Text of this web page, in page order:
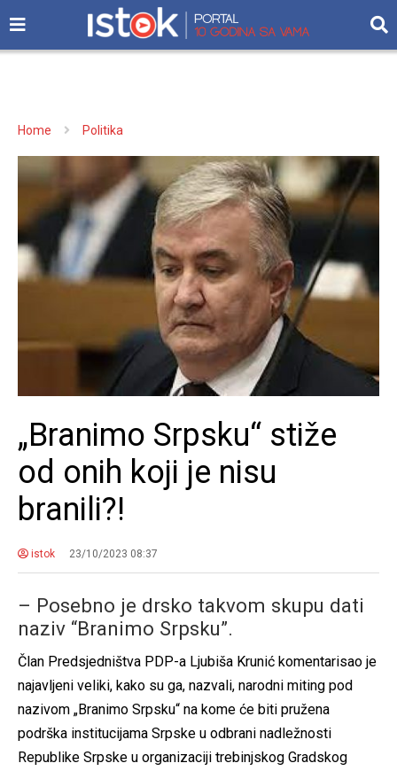
Home Politika
„Branimo Srpsku“ stiže
od onih koji je nisu
branili?!
istok 23/10/2023 08:37
– Posebno je drsko takvom skupu dati
naziv “Branimo Srpsku”.
Član Predsjedništva PDP-a Ljubiša Krunić komentarisao je
najavljeni veliki, kako su ga, nazvali, narodni miting pod
nazivom „Branimo Srpsku“ na kome će biti pružena
podrška institucijama Srpske u odbrani nadležnosti
Republike Srpske u organizaciji trebinjskog Gradskog